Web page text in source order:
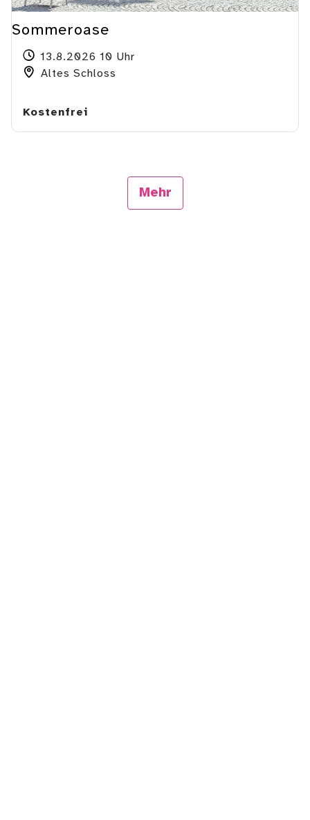
Sommeroase
13.8.2026 10 Uhr
Altes Schloss
Kostenfrei
Mehr